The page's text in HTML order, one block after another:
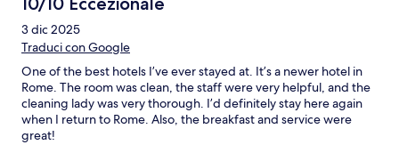
3 dic 2025
Traduci con Google
One of the best hotels I’ve ever stayed at. It’s a newer hotel in
Rome. The room was clean, the staff were very helpful, and the
cleaning lady was very thorough. I’d definitely stay here again
when I return to Rome. Also, the breakfast and service were
great!